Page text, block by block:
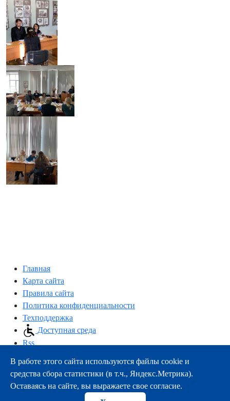
Главная
Карта сайта
Правила сайта
Политика конфиденциальности
Техподдержка
Доступная среда
Rss
163000, г.Архангельск, пр-т Троицкий, 51
тел.:+7 (8182) 21-11-63
e-mail:info@nsmu.ru
В работе этого сайта используются файлы cookie и
средства сбора статистики (в т.ч., Яндекс.Метрика).
Оставаясь на сайте, вы выражаете свое согласие.